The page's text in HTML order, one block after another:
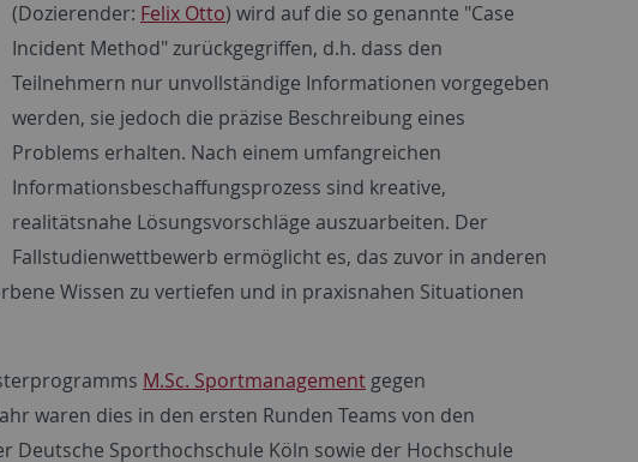
(Dozierender: Felix Otto) wird auf die so genannte "Case
Incident Method" zurückgegriffen, d.h. dass den
Teilnehmern nur unvollständige Informationen vorgegeben
werden, sie jedoch die präzise Beschreibung eines
Problems erhalten. Nach einem umfangreichen
Informationsbeschaffungsprozess sind kreative,
realitätsnahe Lösungsvorschläge auszuarbeiten. Der
Fallstudienwettbewerb ermöglicht es, das zuvor in anderen
Wissen zu vertiefen und in praxisnahen Situationen
M.Sc. Sportmanagement gegen
waren dies in den ersten Runden Teams von den
Deutsche Sporthochschule Köln sowie der Hochschule